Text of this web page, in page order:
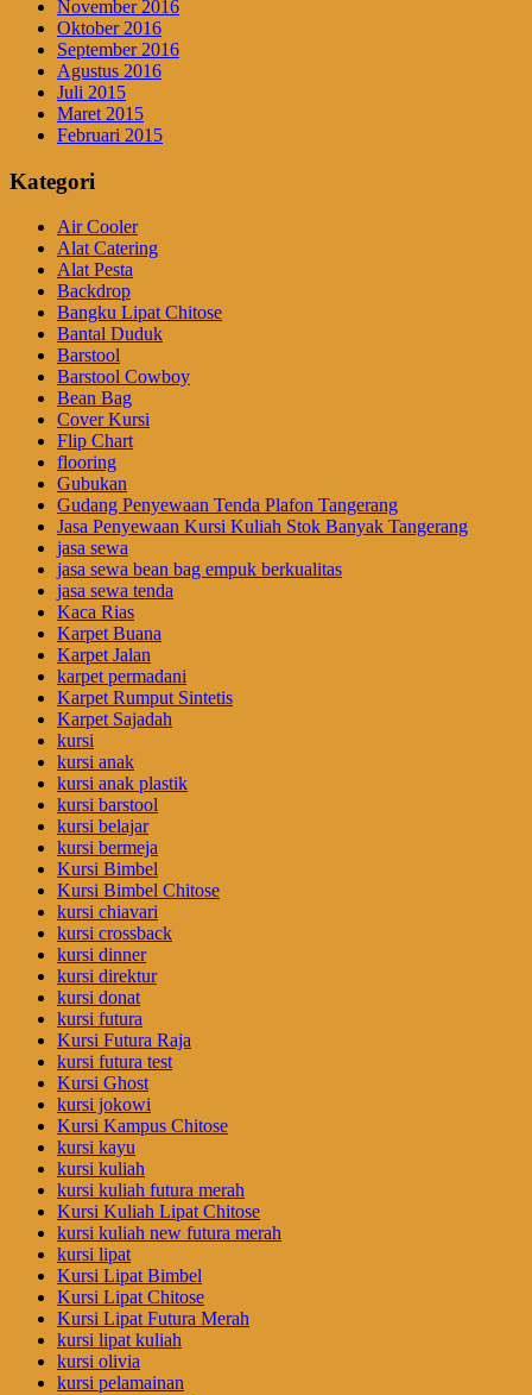
November 2016
Oktober 2016
September 2016
Agustus 2016
Juli 2015
Maret 2015
Februari 2015
Kategori
Air Cooler
Alat Catering
Alat Pesta
Backdrop
Bangku Lipat Chitose
Bantal Duduk
Barstool
Barstool Cowboy
Bean Bag
Cover Kursi
Flip Chart
flooring
Gubukan
Gudang Penyewaan Tenda Plafon Tangerang
Jasa Penyewaan Kursi Kuliah Stok Banyak Tangerang
jasa sewa
jasa sewa bean bag empuk berkualitas
jasa sewa tenda
Kaca Rias
Karpet Buana
Karpet Jalan
karpet permadani
Karpet Rumput Sintetis
Karpet Sajadah
kursi
kursi anak
kursi anak plastik
kursi barstool
kursi belajar
kursi bermeja
Kursi Bimbel
Kursi Bimbel Chitose
kursi chiavari
kursi crossback
kursi dinner
kursi direktur
kursi donat
kursi futura
Kursi Futura Raja
kursi futura test
Kursi Ghost
kursi jokowi
Kursi Kampus Chitose
kursi kayu
kursi kuliah
kursi kuliah futura merah
Kursi Kuliah Lipat Chitose
kursi kuliah new futura merah
kursi lipat
Kursi Lipat Bimbel
Kursi Lipat Chitose
Kursi Lipat Futura Merah
kursi lipat kuliah
kursi olivia
kursi pelamainan